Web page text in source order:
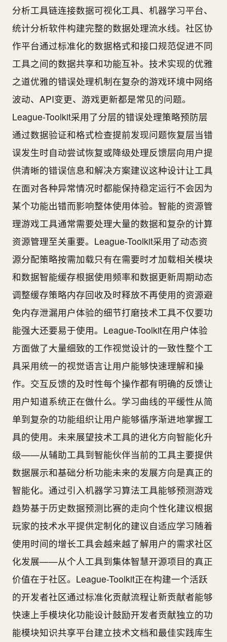
分析工具链连接数据可视化工具、机器学习平台、
统计分析软件构建完整的数据处理流水线。社区协
作平台通过标准化的数据格式和接口规范促进不同
工具之间的数据共享和功能互补。技术实现的优雅
之道优雅的错误处理机制在复杂的游戏环境中网络
波动、API变更、游戏更新都是常见的问题。
League-Toolkit采用了分层的错误处理策略预防层
通过数据验证和格式检查提前发现问题恢复层当错
误发生时自动尝试恢复或降级处理反馈层向用户提
供清晰的错误信息和解决方案建议这种设计让工具
在面对各种异常情况时都能保持稳定运行不会因为
某个功能出错而影响整体使用体验。智能的资源管
理游戏工具通常需要处理大量的数据和复杂的计算
资源管理至关重要。League-Toolkit采用了动态资
源分配策略按需加载只有在需要时才加载相关模块
和数据智能缓存根据使用频率和数据更新周期动态
调整缓存策略内存回收及时释放不再使用的资源避
免内存泄漏用户体验的细节打磨技术工具不仅要功
能强大还要易于使用。League-Toolkit在用户体验
方面做了大量细致的工作视觉设计的一致性整个工
具采用统一的视觉语言让用户能够快速理解和操
作。交互反馈的及时性每个操作都有明确的反馈让
用户知道系统正在做什么。学习曲线的平缓性从简
单到复杂的功能组织让用户能够循序渐进地掌握工
具的使用。未来展望技术工具的进化方向智能化升
级——从辅助工具到智能伙伴当前的工具主要提供
数据展示和基础分析功能未来的发展方向是真正的
智能化。通过引入机器学习算法工具能够预测游戏
趋势基于历史数据预测比赛的走向个性化建议根据
玩家的技术水平提供定制化的建议自适应学习随着
使用时间的增长工具会越来越了解用户的需求社区
化发展——从个人工具到集体智慧开源项目的真正
价值在于社区。League-Toolkit正在构建一个活跃
的开发者社区通过标准化贡献流程让新贡献者能够
快速上手模块化功能设计鼓励开发者贡献独立的功
能模块知识共享平台建立技术文档和最佳实践库生